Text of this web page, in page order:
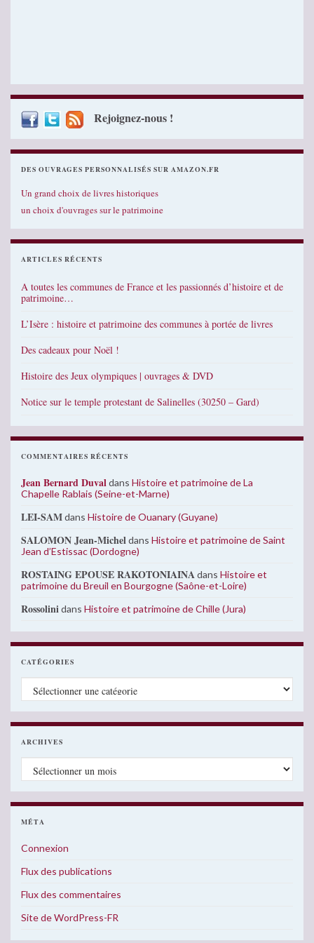
Rejoignez-nous !
DES OUVRAGES PERSONNALISÉS SUR AMAZON.FR
Un grand choix de livres historiques
un choix d'ouvrages sur le patrimoine
ARTICLES RÉCENTS
A toutes les communes de France et les passionnés d’histoire et de
patrimoine…
L’Isère : histoire et patrimoine des communes à portée de livres
Des cadeaux pour Noël !
Histoire des Jeux olympiques | ouvrages & DVD
Notice sur le temple protestant de Salinelles (30250 – Gard)
COMMENTAIRES RÉCENTS
Jean Bernard Duvaldans Histoire et patrimoine de La
Chapelle Rablais (Seine-et-Marne)
LEI-SAMdans Histoire de Ouanary (Guyane)
SALOMON Jean-Micheldans Histoire et patrimoine de Saint
Jean d’Estissac (Dordogne)
ROSTAING EPOUSE RAKOTONIAINAdans Histoire et
patrimoine du Breuil en Bourgogne (Saône-et-Loire)
Rossolinidans Histoire et patrimoine de Chille (Jura)
CATÉGORIES
Catégories
ARCHIVES
Archives
MÉTA
Connexion
Flux des publications
Flux des commentaires
Site de WordPress-FR